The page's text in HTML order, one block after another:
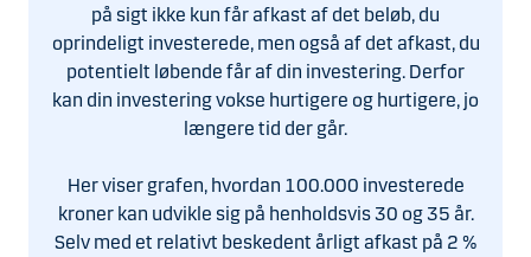
på sigt ikke kun får afkast af det beløb, du
oprindeligt investerede, men også af det afkast, du
potentielt løbende får af din investering. Derfor
kan din investering vokse hurtigere og hurtigere, jo
længere tid der går.
Her viser grafen, hvordan 100.000 investerede
kroner kan udvikle sig på henholdsvis 30 og 35 år.
Selv med et relativt beskedent årligt afkast på 2 %